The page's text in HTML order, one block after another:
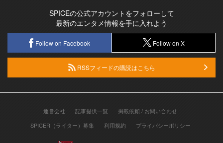
SPICEの公式アカウントをフォローして
最新のエンタメ情報を手に入れよう
Follow on Facebook Follow on X
RSSフィードの購読はこちら
運営会社 記事提供一覧
掲載依頼 / お問い合わせ
SPICER（ライター）募集
利用規約 プライバシーポリシー